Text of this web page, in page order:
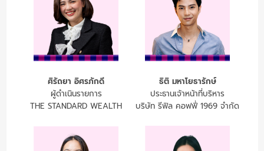
ศิรัถยา อิศรภักดี
ผู้ดำเนินรายการ
THE STANDARD WEALTH
ธิติ มหาโยธารักษ์
ประธานเจ้าหน้าที่บริหาร
บริษัท รีฟิล คอฟฟี่ 1969 จำกัด